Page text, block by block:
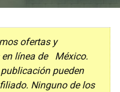
ofertas y
línea de México.
pueden
Ninguno de los